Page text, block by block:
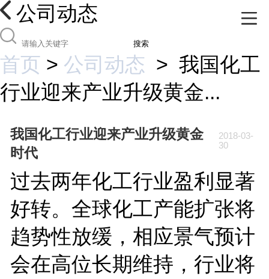
公司动态
搜索
首页 > 公司动态 > 我国化工
行业迎来产业升级黄金...
我国化工行业迎来产业升级黄金
时代
2018-03-
30
过去两年化工行业盈利显著
好转。全球化工产能扩张将
趋势性放缓，相应景气预计
会在高位长期维持，行业将